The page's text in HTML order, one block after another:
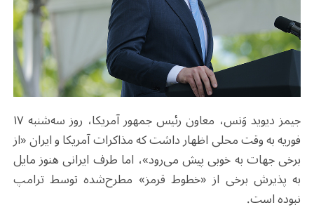
جیمز دیوید وَنس، معاون رئیس ‌جمهور آمریکا، روز سه‌شنبه ۱۷
فوریه به وقت محلی اظهار داشت که مذاکرات آمریکا و ایران «از
برخی جهات به خوبی پیش می‌رود»، اما طرف ایرانی هنوز مایل
به پذیرش برخی از «خطوط قرمز» مطرح‌شده توسط ترامپ
نبوده است.